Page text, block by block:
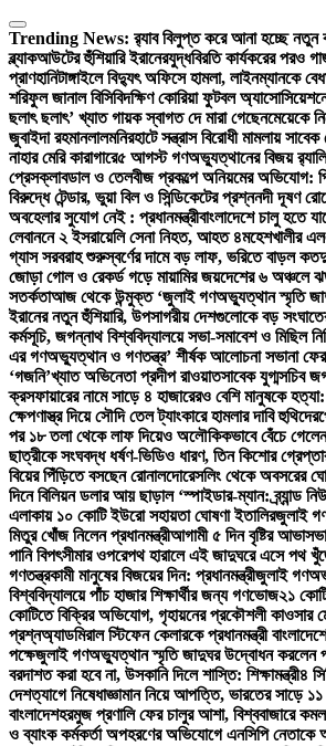
Skip
to
content
Trending News: র‍্যাব বিলুপ্ত করে আনা হচ্ছে নতুন
ব্ল্যাকআউটের হুঁশিয়ারি ইরানেরযুদ্ধবিরতি কার্যকরের পরও
প্রাণহানিটাঙ্গাইলে বিদ্যুৎ অফিসে হামলা, লাইনম্যানকে
শরিফুল জানাল বিসিবিদক্ষিণ কোরিয়া ফুটবল
ছলাৎ ছলাৎ’ খ্যাত গায়ক স্বাগত দে মারা গেছেনমেয়েকে
জুবাইদা রহমানলালমনিরহাটে সন্ত্রাস বিরোধী মামলায়
নাহার মেরি কারাগারে৫ আগস্ট গণঅভ্যুত্থানের বিজয়
প্রেসক্লাবডাল ও তেলবীজ প্রকল্পে অনিয়মের অভিযোগ:
বিরুদ্ধে টেন্ডার, ভুয়া বিল ও সিন্ডিকেটের প্রশ্ননদী দূষণ
অবহেলার সুযোগ নেই : প্রধানমন্ত্রীবাংলাদেশে চালু হতে
লেবাননে ২ ইসরায়েলি সেনা নিহত, আহত ৪মহেশখালীর
গ্যাস সরবরাহ শুরুস্বর্ণের দামে বড় লাফ, ভরিতে বাড়ল কত
জোড়া গোল ও রেকর্ড গড়ে মায়ামির জয়দেশের ৬ অঞ্চলে
সতর্কতাআজ থেকে উন্মুক্ত ‘জুলাই গণঅভ্যুত্থান স্মৃতি
ইরানের নতুন হুঁশিয়ারি, উপসাগরীয় দেশগুলোকে বড়
কর্মসূচি, জগন্নাথ বিশ্ববিদ্যালয়ে সভা-সমাবেশ ও মিছিল
এর গণঅভ্যুত্থান ও গণতন্ত্র’ শীর্ষক আলোচনা সভানা
‘গজনি’খ্যাত অভিনেতা প্রদীপ রাওয়াতসাবেক যুগ্মসচিব
ক্রসফায়ারের নামে সাড়ে ৪ হাজারেরও বেশি মানুষকে
ক্ষেপণাস্ত্র দিয়ে সৌদি তেল ট্যাংকারে হামলার দাবি হুথিদের
পর ১৮ তলা থেকে লাফ দিয়েও অলৌকিকভাবে বেঁচে
ছাত্রীকে সংঘবদ্ধ ধর্ষণ-ভিডিও ধারণ, তিন কিশোর
বিয়ের পিঁড়িতে বসছেন রোনালদোরেসলিং থেকে অবসরের
দিনে বিলিয়ন ডলার আয় ছাড়াল ‘স্পাইডার-ম্যান: ব্র্যান্ড
এলাকায় ১০ কোটি ইউরো সহায়তা ঘোষণা ইতালিরজুলাই
মিতুর খোঁজ নিলেন প্রধানমন্ত্রীআগামী ৫ দিন বৃষ্টির আভাস
পানি বিপৎসীমার ওপরেপথ হারালে এই জাদুঘরে এসে পথ
গণতন্ত্রকামী মানুষের বিজয়ের দিন: প্রধানমন্ত্রীজুলাই
বিশ্ববিদ্যালয়ে পাঁচ হাজার শিক্ষার্থীর জন্য গণভোজ২১
কোটিতে বিক্রির অভিযোগ, গৃহায়নের প্রকৌশলী কাওসার
প্রশ্নঅ্যাডমিরাল স্টিফেন কেলারকে প্রধানমন্ত্রী
পক্ষেজুলাই গণঅভ্যুত্থান স্মৃতি জাদুঘর উদ্বোধন করলেন
বরদাশত করা হবে না, উসকানি দিলে শাস্তি: শিক্ষামন্ত্রী৪
দেশত্যাগে নিষেধাজ্ঞামান নিয়ে আপত্তি, ভারতের সাড়ে ১১
বাংলাদেশহরমুজ প্রণালি ফের চালুর আশা, বিশ্ববাজারে
ও ব্যাংক কর্মকর্তা অপহরণের অভিযোগে এনসিপি নেতাকে